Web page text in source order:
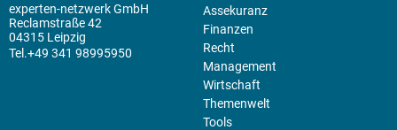
experten-netzwerk GmbH
Reclamstraße 42
04315 Leipzig
+49 341 98995950
Assekuranz
Finanzen
Recht
Management
Wirtschaft
Themenwelt
Tools